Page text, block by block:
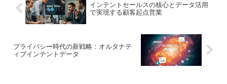
インテントセールスの核心とデータ活用
で実現する顧客起点営業
プライバシー時代の新戦略：オルタナテ
ィブインテントデータ